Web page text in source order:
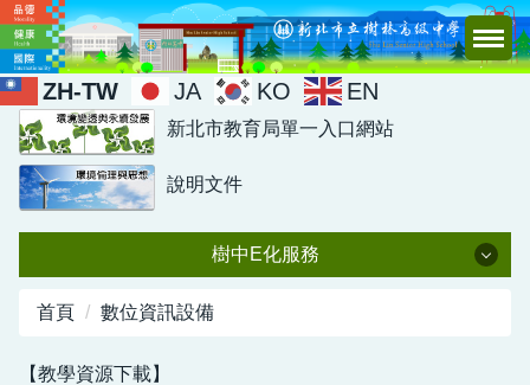
跳
到
主
要
內
容
區
ZH-TW JA KO EN
新北市教育局單一入口網站
說明文件
樹中E化服務
樹中E化服務
圖書查詢
首頁 數位資訊設備
【教學資源下載】